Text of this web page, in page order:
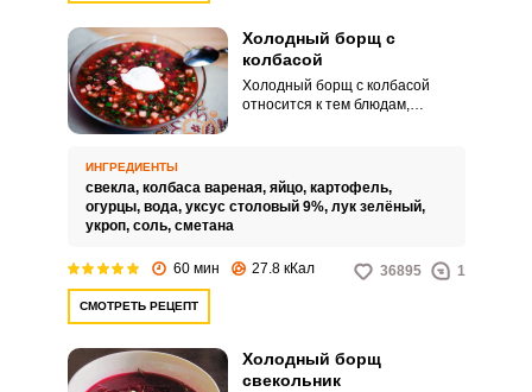
Холодный борщ с
колбасой
Холодный борщ с колбасой
относится к тем блюдам,
погоду, он придаст организму
легкость и одновременно
ИНГРЕДИЕНТЫ
свекла, колбаса вареная, яйцо, картофель,
огурцы, вода, уксус столовый 9%, лук зелёный,
укроп, соль, сметана
60 мин 27.8 кКал 36895 1
СМОТРЕТЬ РЕЦЕПТ
Холодный борщ
свекольник